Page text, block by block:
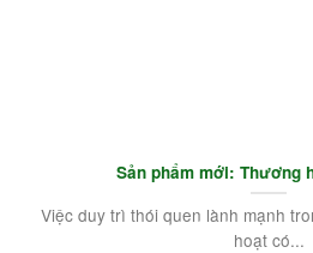
Sản phẩm mới: Thương
Việc duy trì thói quen lành mạnh
hoạt có...